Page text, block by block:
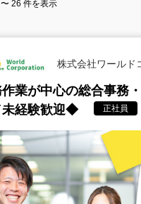
26 件を表示
株式会社ワールド
業が中心の総合事務
未経験歓迎◆
正社員